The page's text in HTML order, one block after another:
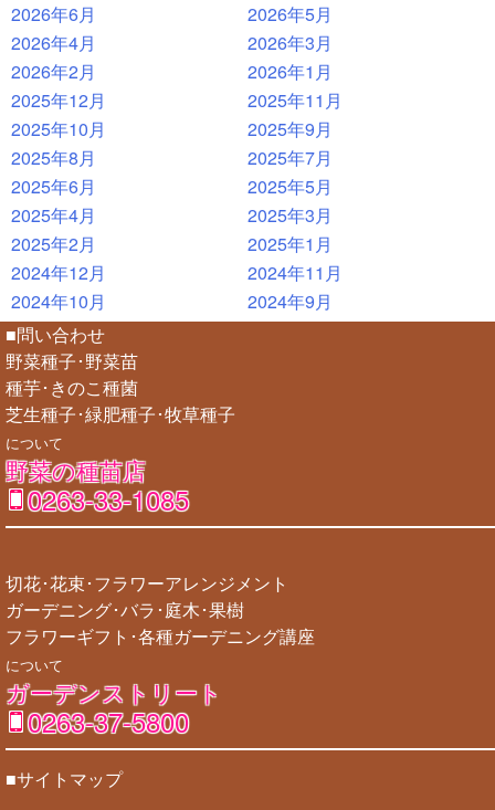
2026年6月
2026年5月
2026年4月
2026年3月
2026年2月
2026年1月
2025年12月
2025年11月
2025年10月
2025年9月
2025年8月
2025年7月
2025年6月
2025年5月
2025年4月
2025年3月
2025年2月
2025年1月
2024年12月
2024年11月
2024年10月
2024年9月
■問い合わせ
野菜種子･野菜苗
種芋･きのこ種菌
芝生種子･緑肥種子･牧草種子
について
野菜の種苗店
0263-33-1085
切花･花束･フラワーアレンジメント
ガーデニング･バラ･庭木･果樹
フラワーギフト･各種ガーデニング講座
について
ガーデンストリート
0263-37-5800
■サイトマップ